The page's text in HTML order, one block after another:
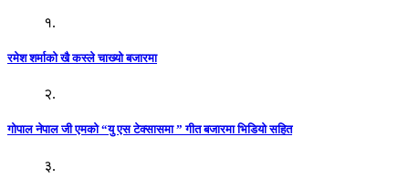
१.
रमेश शर्माको खै कस्ले चाख्यो बजारमा
२.
गोपाल नेपाल जी एमको “यु एस टेक्सासमा ” गीत बजारमा भिडियो सहित
३.